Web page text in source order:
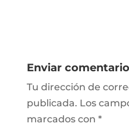
Enviar comentario
Tu dirección de
publicada. Los
marcados con *